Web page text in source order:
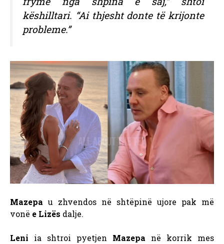
këshilltari. “Ai thjesht donte të krijonte
probleme.”
Mazepa u zhvendos në shtëpinë ujore pak më
vonë e Lizës dalje.
Leni ia shtroi pyetjen Mazepa në korrik mes